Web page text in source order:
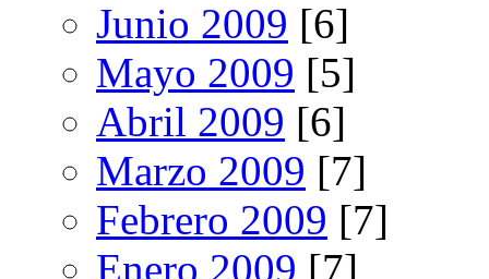
Junio 2009 [6]
Mayo 2009 [5]
Abril 2009 [6]
Marzo 2009 [7]
Febrero 2009 [7]
Enero 2009 [7]